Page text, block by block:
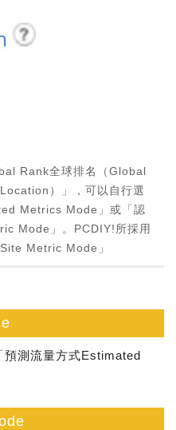
Rank全球排名（Global
）」，可以自行選
Metrics Mode」或「認
Mode」。PCDIY!所採用
Metric Mode」
預測流量方式Estimated